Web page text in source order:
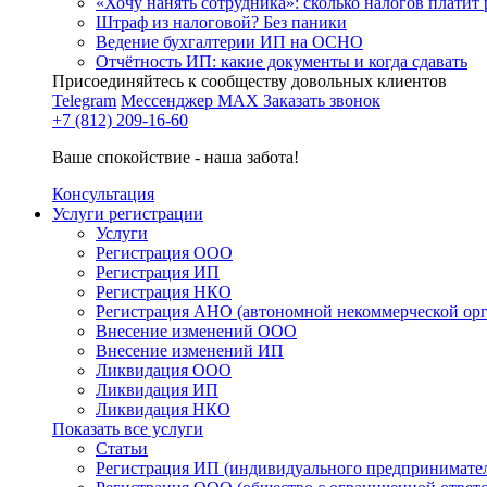
Штраф из налоговой? Без паники
Ведение бухгалтерии ИП на ОСНО
Отчётность ИП: какие документы и когда сдавать
Присоединяйтесь к сообществу довольных клиентов
Telegram Мессенджер MAX Заказать звонок
+7 (812) 209-16-60
Ваше спокойствие - наша забота!
Консультация
Услуги регистрации
Услуги
Регистрация ООО
Регистрация ИП
Регистрация НКО
Регистрация АНО (автономной некоммерческой
Внесение изменений ООО
Внесение изменений ИП
Ликвидация ООО
Ликвидация ИП
Ликвидация НКО
Показать все услуги
Статьи
Регистрация ИП (индивидуального